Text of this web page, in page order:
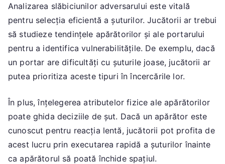
Analizarea slăbiciunilor adversarului este vitală
pentru selecția eficientă a șuturilor. Jucătorii ar trebui
să studieze tendințele apărătorilor și ale portarului
pentru a identifica vulnerabilitățile. De exemplu, dacă
un portar are dificultăți cu șuturile joase, jucătorii ar
putea prioritiza aceste tipuri în încercările lor.
În plus, înțelegerea atributelor fizice ale apărătorilor
poate ghida deciziile de șut. Dacă un apărător este
cunoscut pentru reacția lentă, jucătorii pot profita de
acest lucru prin executarea rapidă a șuturilor înainte
ca apărătorul să poată închide spațiul.